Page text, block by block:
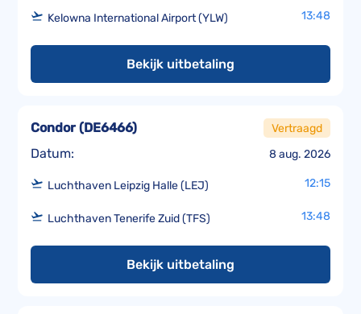
Kelowna International Airport (YLW) 13:48
Bekijk uitbetaling
Datum: 8 aug. 2026
Condor(DE6466) Vertraagd
Luchthaven Leipzig Halle (LEJ) 12:15
Luchthaven Tenerife Zuid (TFS) 13:48
Bekijk uitbetaling